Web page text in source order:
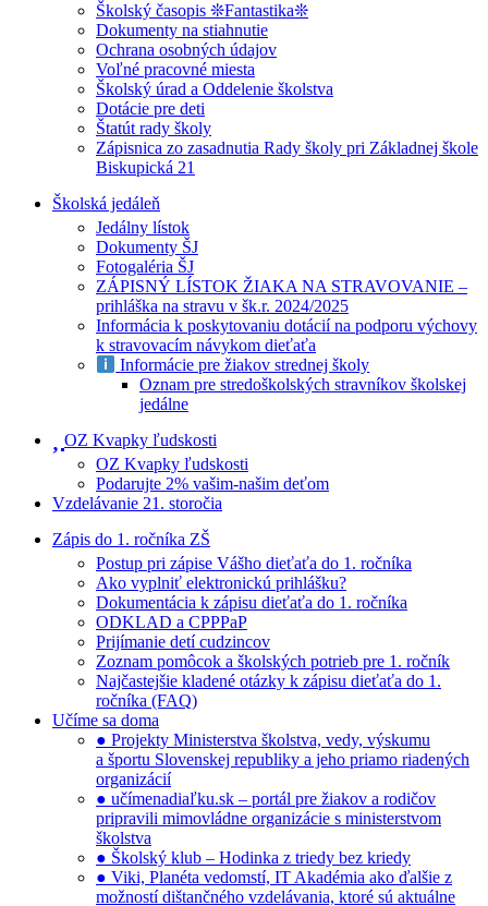
Školský časopis ❊Fantastika❊
Dokumenty na stiahnutie
Ochrana osobných údajov
Voľné pracovné miesta
Školský úrad a Oddelenie školstva
Dotácie pre deti
Štatút rady školy
Zápisnica zo zasadnutia Rady školy pri Základnej škole
Biskupická 21
Školská jedáleň
Jedálny lístok
Dokumenty ŠJ
Fotogaléria ŠJ
ZÁPISNÝ LÍSTOK ŽIAKA NA STRAVOVANIE –
prihláška na stravu v šk.r. 2024/2025
Informácia k poskytovaniu dotácií na podporu výchovy
k stravovacím návykom dieťaťa
Informácie pre žiakov strednej školy
Oznam pre stredoškolských stravníkov školskej
jedálne
OZ Kvapky ľudskosti
OZ Kvapky ľudskosti
Podarujte 2% vašim-našim deťom
Vzdelávanie 21. storočia
Zápis do 1. ročníka ZŠ
Postup pri zápise Vášho dieťaťa do 1. ročníka
Ako vyplniť elektronickú prihlášku?
Dokumentácia k zápisu dieťaťa do 1. ročníka
ODKLAD a CPPPaP
Prijímanie detí cudzincov
Zoznam pomôcok a školských potrieb pre 1. ročník
Najčastejšie kladené otázky k zápisu dieťaťa do 1.
ročníka (FAQ)
Učíme sa doma
● Projekty Ministerstva školstva, vedy, výskumu
a športu Slovenskej republiky a jeho priamo riadených
organizácií
● učímenadiaľku.sk – portál pre žiakov a rodičov
pripravili mimovládne organizácie s ministerstvom
školstva
● Školský klub – Hodinka z triedy bez kriedy
● Viki, Planéta vedomstí, IT Akadémia ako ďalšie z
možností dištančného vzdelávania, ktoré sú aktuálne